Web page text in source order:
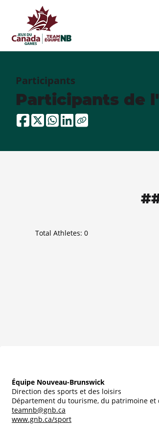
Participants
Participants de
Total Athletes: 0
Équipe Nouveau-Brunswick
Direction des sports et des loisirs
Département du tourisme, du patrimoine et
teamnb@gnb.ca
www.gnb.ca/sport